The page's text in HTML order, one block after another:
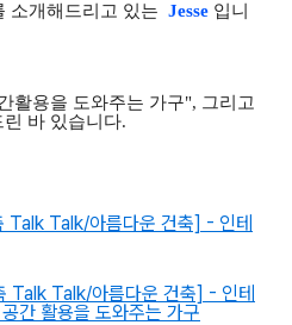
소개해드리고 있는 Jesse 입니
활용을 도와주는 가구", 그리고
바 있습니다.
Talk/아름다운 건축] - 인테
Talk/아름다운 건축] - 인테
간 활용을 도와주는 가구